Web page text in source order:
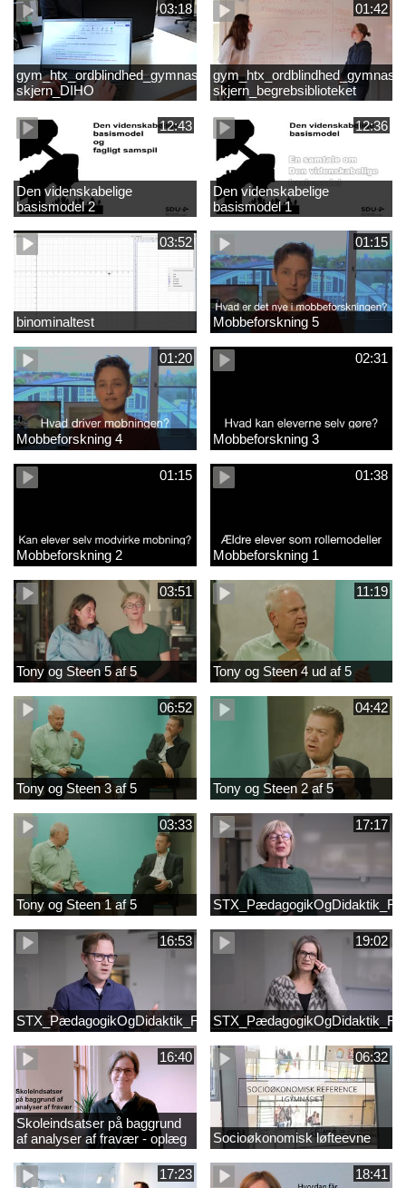
03:18
gym_htx_ordblindhed_gymnasiet
skjern_DIHO
01:42
skjern_begrebsiblioteket
12:43
Den videnskabelige
basismodel 2
12:36
Den videnskabelige
basismodel 1
03:52
binominaltest
01:15
Mobbeforskning 5
01:20
Mobbeforskning 4
02:31
Mobbeforskning 3
01:15
Mobbeforskning 2
01:38
Mobbeforskning 1
03:51
Tony og Steen 5 af 5
11:19
Tony og Steen 4 ud af 5
06:52
Tony og Steen 3 af 5
04:42
Tony og Steen 2 af 5
03:33
Tony og Steen 1 af 5
17:17
16:53
STX_PædagogikOgDidaktik_FilmB
19:02
16:40
Skoleindsatser på baggrund
af analyser af fravær - oplæg
ved Astrid Lundby, EVA
06:32
Socioøkonomisk løfteevne
17:23 18:41